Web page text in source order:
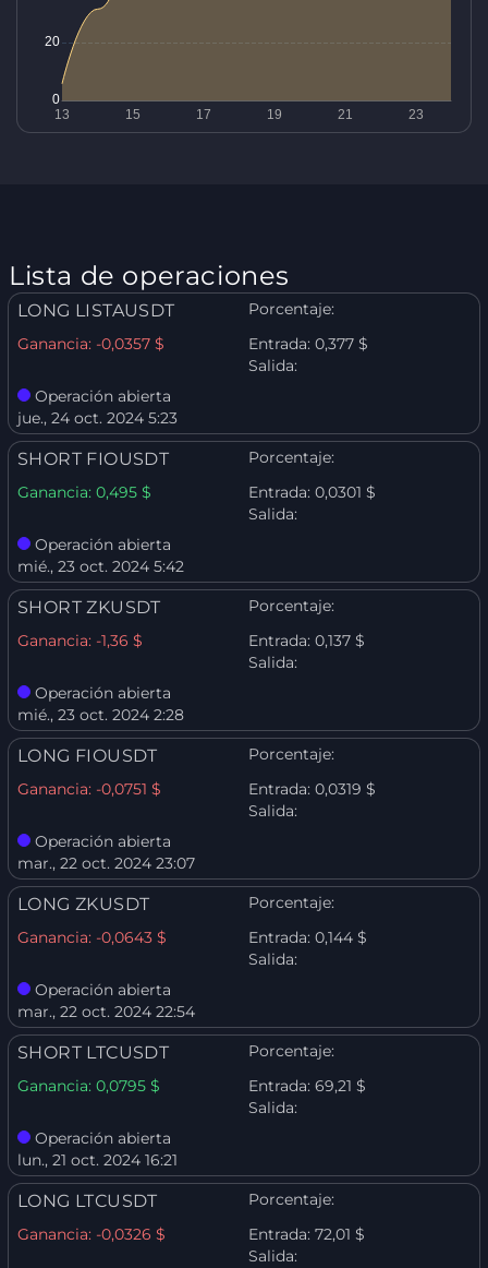
Lista de operaciones
LONG LISTAUSDT
Porcentaje:
Ganancia: -0,0357 $ Entrada: 0,377 $
Salida:
Operación abierta
jue., 24 oct. 2024 5:23
SHORT FIOUSDT
Porcentaje:
Ganancia: 0,495 $ Entrada: 0,0301 $
Salida:
Operación abierta
mié., 23 oct. 2024 5:42
SHORT ZKUSDT
Porcentaje:
Ganancia: -1,36 $ Entrada: 0,137 $
Salida:
Operación abierta
mié., 23 oct. 2024 2:28
LONG FIOUSDT
Porcentaje:
Ganancia: -0,0751 $ Entrada: 0,0319 $
Salida:
Operación abierta
mar., 22 oct. 2024 23:07
LONG ZKUSDT
Porcentaje:
Ganancia: -0,0643 $ Entrada: 0,144 $
Salida:
Operación abierta
mar., 22 oct. 2024 22:54
SHORT LTCUSDT
Porcentaje:
Ganancia: 0,0795 $ Entrada: 69,21 $
Salida:
Operación abierta
lun., 21 oct. 2024 16:21
LONG LTCUSDT
Porcentaje:
Ganancia: -0,0326 $ Entrada: 72,01 $
Salida: